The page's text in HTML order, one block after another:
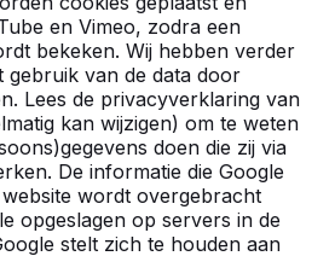
en Vimeo, zodra een
bekeken. Wij hebben verder
gebruik van de data door
Lees de privacyverklaring van
kan wijzigen) om te weten
doen die zij via
De informatie die Google
wordt overgebracht
opgeslagen op servers in de
stelt zich te houden aan
afhandeling, zeer soepel
aflevering ontspannen,
tienen voor het geheel!
mooi product is het! Tip:
kleuren in de beton.
06-04-2018